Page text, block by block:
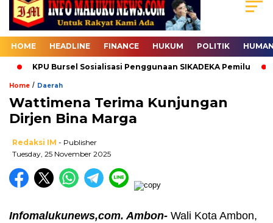
HOME HEADLINE FINANCE HUKUM POLITIK
KPU Bursel Sosialisasi Penggunaan SIKADEKA Pemilu
Home / Daerah
Wattimena Terima Kunjungan
Dirjen Bina Marga
Redaksi IM - Publisher
Tuesday, 25 November 2025
Infomalukunews,com. Ambon- Wali Kota Ambon,